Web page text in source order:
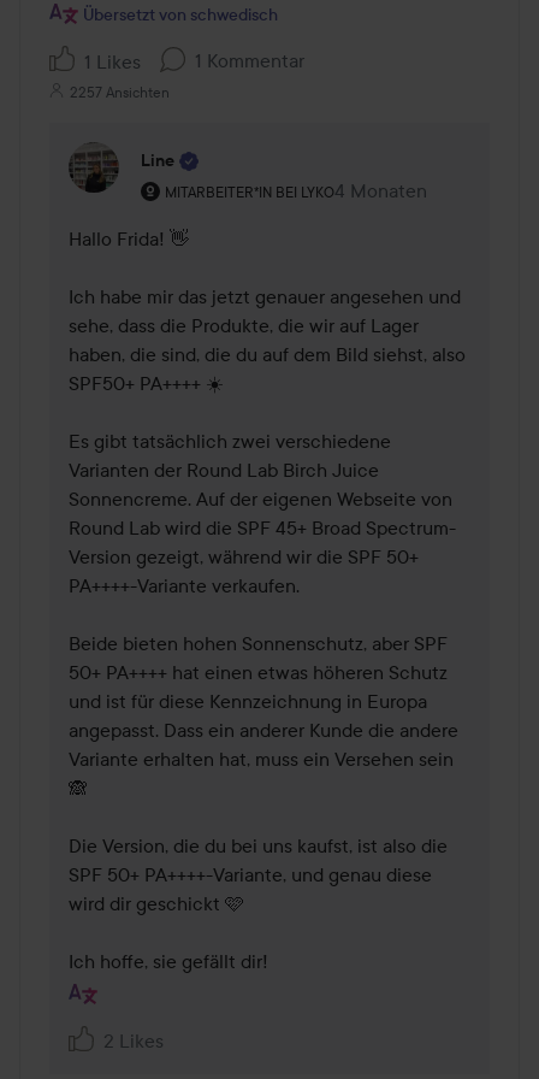
Übersetzt von schwedisch
1 Likes 1 Kommentar
2257 Ansichten
Line
MITARBEITER*IN BEI LYKO
Rolle des Benutzers: Mitarbeiter*in bei Lyko.
4 Monaten
Kommentaren lades 4
Hallo Frida! 👋
Ich habe mir das jetzt genauer angesehen und
sehe, dass die Produkte, die wir auf Lager
haben, die sind, die du auf dem Bild siehst, also
SPF50+ PA++++ ☀️
Es gibt tatsächlich zwei verschiedene
Varianten der Round Lab Birch Juice
Sonnencreme. Auf der eigenen Webseite von
Round Lab wird die SPF 45+ Broad Spectrum-
Version gezeigt, während wir die SPF 50+
PA++++-Variante verkaufen.
Beide bieten hohen Sonnenschutz, aber SPF
50+ PA++++ hat einen etwas höheren Schutz
und ist für diese Kennzeichnung in Europa
angepasst. Dass ein anderer Kunde die andere
Variante erhalten hat, muss ein Versehen sein
🙈
Die Version, die du bei uns kaufst, ist also die
SPF 50+ PA++++-Variante, und genau diese
wird dir geschickt 🩷
Ich hoffe, sie gefällt dir!
2 Likes